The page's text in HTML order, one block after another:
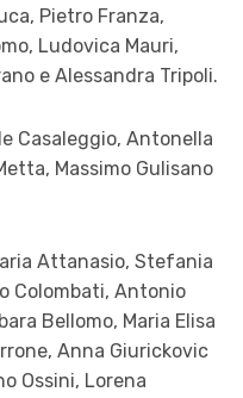
Pietro Franza,
Ludovica Mauri,
e Alessandra Tripoli.
Casaleggio, Antonella
Massimo Gulisano
Attanasio, Stefania
Colombati, Antonio
Bellomo, Maria Elisa
Anna Giurickovic
Ossini, Lorena